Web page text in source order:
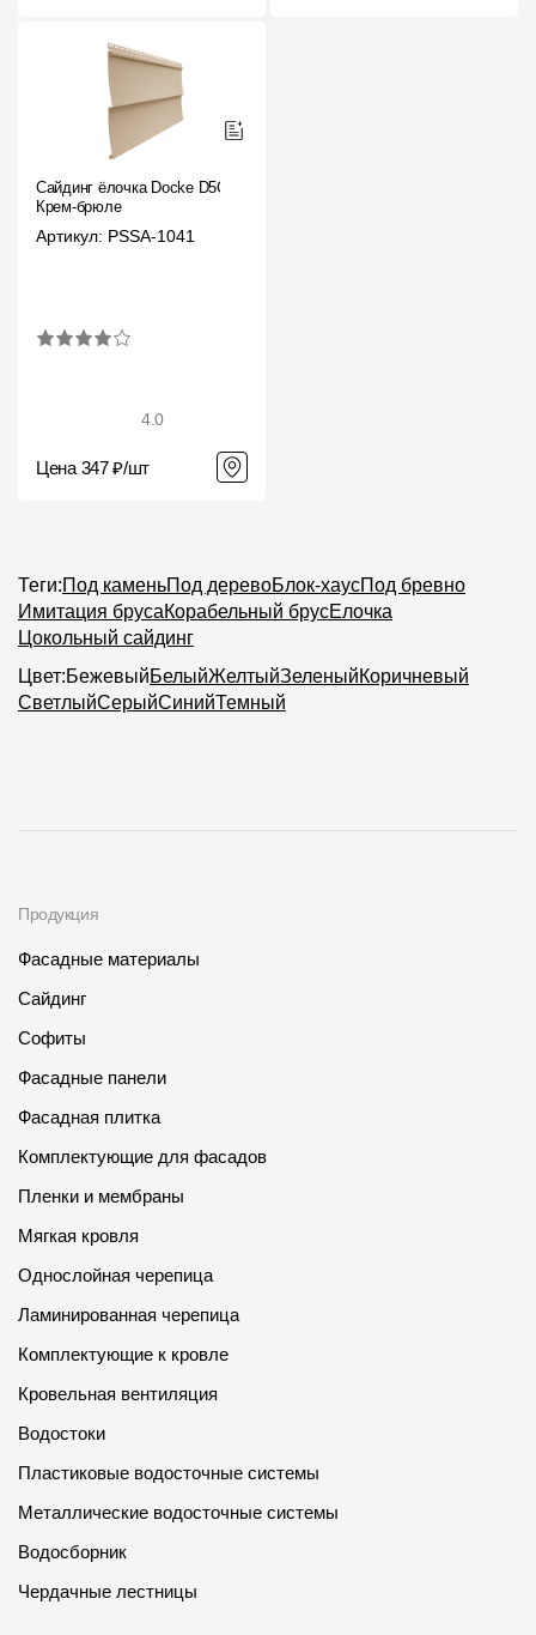
Республика Хакасия
Контакты
8 800 100 71 45
125212, Россия, Москва, Головинское ш., д. 5, стр. 1
Сб-Вс - выходной
Сайдинг ёлочка Docke D5C
Крем-брюле
Артикул: PSSA-1041
4.0
Цена 347 ₽/шт
Теги:Под каменьПод деревоБлок-хаусПод бревно
Имитация брусаКорабельный брусЕлочка
Цокольный сайдинг
Цвет:БежевыйБелыйЖелтыйЗеленыйКоричневый
СветлыйСерыйСинийТемный
Продукция
Фасадные материалы
Сайдинг
Софиты
Фасадные панели
Фасадная плитка
Комплектующие для фасадов
Пленки и мембраны
Мягкая кровля
Однослойная черепица
Ламинированная черепица
Комплектующие к кровле
Кровельная вентиляция
Водостоки
Пластиковые водосточные системы
Металлические водосточные системы
Водосборник
Чердачные лестницы